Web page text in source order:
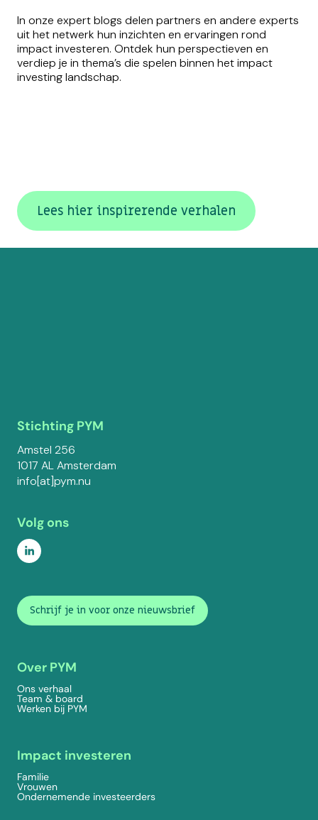
In onze expert blogs delen partners en andere experts
uit het netwerk hun inzichten en ervaringen rond
impact investeren. Ontdek hun perspectieven en
verdiep je in thema’s die spelen binnen het impact
investing landschap.
Lees hier inspirerende verhalen
Stichting PYM
Amstel 256
1017 AL Amsterdam
info[at]pym.nu
Volg ons
Schrijf je in voor onze nieuwsbrief
Over PYM
Ons verhaal
Team & board
Werken bij PYM
Impact investeren
Familie
Vrouwen
Ondernemende investeerders